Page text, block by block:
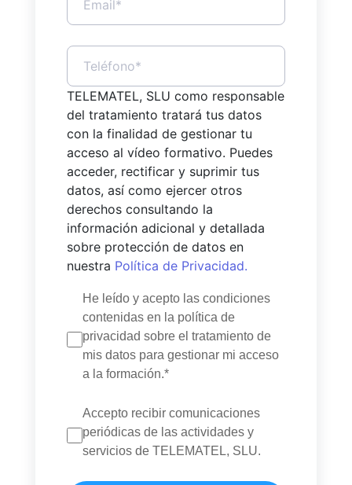
TELEMATEL, SLU como responsable
del tratamiento tratará tus datos
con la finalidad de gestionar tu
acceso al vídeo formativo. Puedes
acceder, rectificar y suprimir tus
datos, así como ejercer otros
derechos consultando la
información adicional y detallada
sobre protección de datos en
nuestra Política de Privacidad.
He leído y acepto las condiciones
contenidas en la política de
privacidad sobre el tratamiento de
mis datos para gestionar mi acceso
a la formación.*
Accepto recibir comunicaciones
periódicas de las actividades y
servicios de TELEMATEL, SLU.